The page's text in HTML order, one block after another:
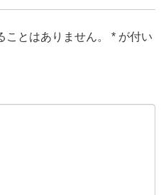
とはありません。 * が付い